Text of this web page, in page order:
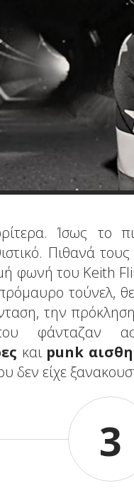
Ίσως το
Πιθανά
φωνή του Keith
τούνελ,
την
φάνταζαν
και punk
δεν είχε
3